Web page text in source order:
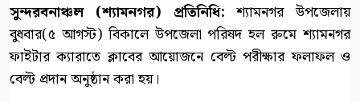
সুন্দরবনাঞ্চল (শ্যামনগর) প্রতিনিধি: শ্যামনগর উপজেলায়
বুধবার(৫ আগস্ট) বিকালে উপজেলা পরিষদ হল রুমে শ্যামনগর
ফাইটার ক্যারাতে ক্লাবের আয়োজনে বেল্ট পরীক্ষার ফলাফল ও
বেল্ট প্রদান অনুষ্ঠান করা হয়।